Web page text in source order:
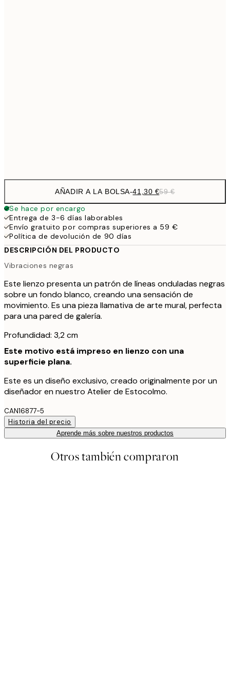
AÑADIR A LA BOLSA-41,30 €59 €
Se hace por encargo
Entrega de 3-6 días laborables
Envío gratuito por compras superiores a 59 €
Política de devolución de 90 días
DESCRIPCIÓN DEL PRODUCTO
Vibraciones negras
Este lienzo presenta un patrón de líneas onduladas negras
sobre un fondo blanco, creando una sensación de
movimiento. Es una pieza llamativa de arte mural, perfecta
para una pared de galería.
Profundidad: 3,2 cm
Este motivo está impreso en lienzo con una
superficie plana.
Este es un diseño exclusivo, creado originalmente por un
diseñador en nuestro Atelier de Estocolmo.
CAN16877-5
Historia del precio
Aprende más sobre nuestros productos
Otros también compraron